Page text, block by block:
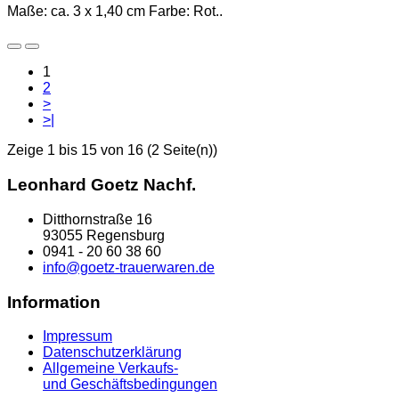
Maße: ca. 3 x 1,40 cm Farbe: Rot..
1
2
>
>|
Zeige 1 bis 15 von 16 (2 Seite(n))
Leonhard Goetz Nachf.
Ditthornstraße 16
93055 Regensburg
0941 - 20 60 38 60
info@goetz-trauerwaren.de
Information
Impressum
Datenschutzerklärung
Allgemeine Verkaufs-
und Geschäftsbedingungen